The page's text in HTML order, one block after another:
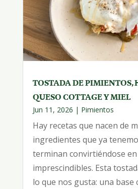
TOSTADA DE PIMIENTOS,
QUESO COTTAGE Y MIEL
Jun 11, 2026 | Pimientos
Hay recetas que nacen de
ingredientes que ya
terminan convirtiéndose en
imprescindibles. Esta
lo que nos gusta: una base